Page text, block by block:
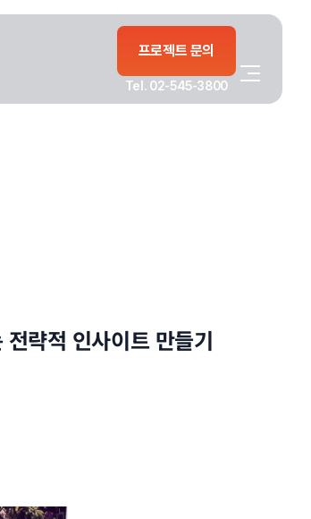
프로젝트 문의
Tel. 02-545-3800
략적 인사이트 만들기